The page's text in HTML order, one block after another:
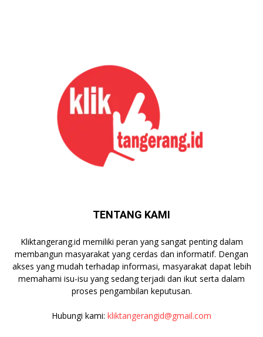
TENTANG KAMI
Kliktangerang.id memiliki peran yang sangat penting dalam
membangun masyarakat yang cerdas dan informatif. Dengan
akses yang mudah terhadap informasi, masyarakat dapat lebih
memahami isu-isu yang sedang terjadi dan ikut serta dalam
proses pengambilan keputusan.
Hubungi kami: kliktangerangid@gmail.com